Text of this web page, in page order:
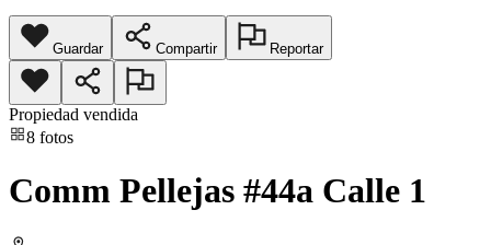
Guardar Compartir Reportar
Propiedad vendida
8 fotos
Comm Pellejas #44a Calle 1